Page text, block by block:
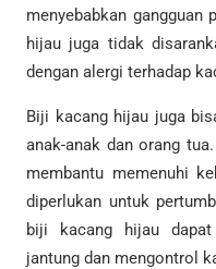
menyebabkan gangguan
hijau juga tidak
dengan alergi terhadap
Biji kacang hijau juga
anak-anak dan orang
membantu memenuhi
diperlukan untuk
biji kacang hijau dapat
jantung dan mengontrol